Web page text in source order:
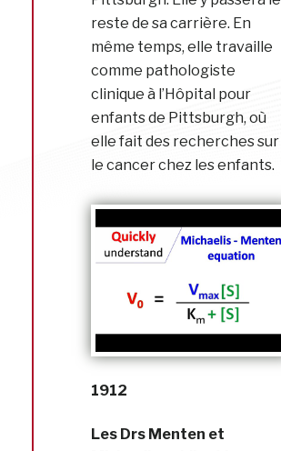
reste de sa carrière. En
même temps, elle travaille
comme pathologiste
clinique à l’Hôpital pour
enfants de Pittsburgh, où
elle fait des recherches sur
le cancer chez les enfants.
1912
Les Drs Menten et